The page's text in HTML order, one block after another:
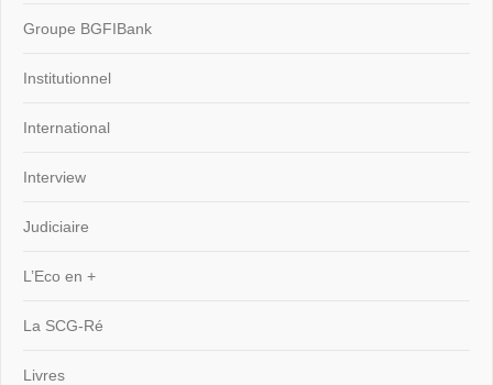
Groupe BGFIBank
Institutionnel
International
Interview
Judiciaire
L’Eco en +
La SCG-Ré
Livres